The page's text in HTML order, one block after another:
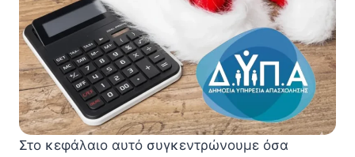
Στο κεφάλαιο αυτό συγκεντρώνουμε όσα